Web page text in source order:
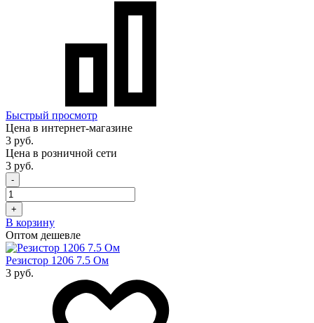
Быстрый просмотр
Цена в интернет-магазине
3 руб.
Цена в розничной сети
3 руб.
-
+
В корзину
Оптом дешевле
Резистор 1206 7.5 Ом
3 руб.